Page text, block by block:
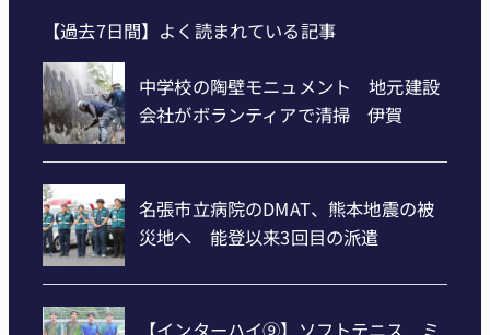
【過去7日間】よく読まれている記事